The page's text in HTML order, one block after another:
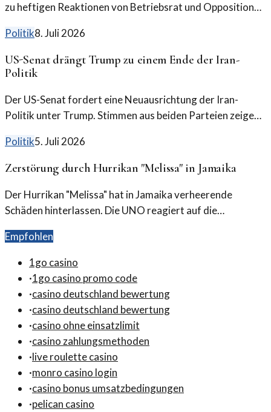
zu heftigen Reaktionen von Betriebsrat und Opposition
Politik8. Juli 2026
US-Senat drängt Trump zu einem Ende der Iran-
Politik
Der US-Senat fordert eine Neuausrichtung der Iran-
Politik unter Trump. Stimmen aus beiden Parteien zeigen
Töne werden schärfer.
Politik5. Juli 2026
Zerstörung durch Hurrikan "Melissa" in Jamaika
Der Hurrikan "Melissa" hat in Jamaika verheerende
Schäden hinterlassen. Die UNO reagiert auf die
Hilfsmaßnahmen an.
Empfohlen
1go casino
·1go casino promo code
·casino deutschland bewertung
·casino deutschland bewertung
·casino ohne einsatzlimit
·casino zahlungsmethoden
·live roulette casino
·monro casino login
·casino bonus umsatzbedingungen
·pelican casino